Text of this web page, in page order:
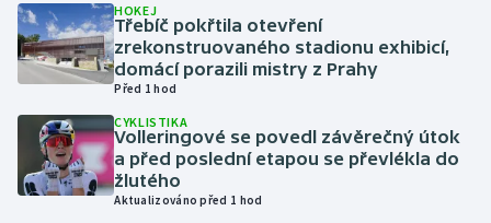
Jezdectví
Judo
Krasobruslení
Lezení
HOKEJ
Třebíč pokřtila otevření
zrekonstruovaného stadionu exhibicí,
domácí porazili mistry z Prahy
Před 1 hod
CYKLISTIKA
Volleringové se povedl závěrečný útok
a před poslední etapou se převlékla do
žlutého
Aktualizováno před 1 hod